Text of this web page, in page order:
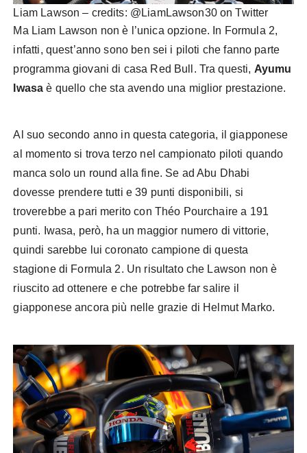
Liam Lawson – credits: @LiamLawson30 on Twitter
Ma Liam Lawson non è l’unica opzione. In Formula 2,
infatti, quest’anno sono ben sei i piloti che fanno parte
programma giovani di casa Red Bull. Tra questi, Ayumu
Iwasa è quello che sta avendo una miglior prestazione.
Al suo secondo anno in questa categoria, il giapponese
al momento si trova terzo nel campionato piloti quando
manca solo un round alla fine. Se ad Abu Dhabi
dovesse prendere tutti e 39 punti disponibili, si
troverebbe a pari merito con Théo Pourchaire a 191
punti. Iwasa, però, ha un maggior numero di vittorie,
quindi sarebbe lui coronato campione di questa
stagione di Formula 2. Un risultato che Lawson non è
riuscito ad ottenere e che potrebbe far salire il
giapponese ancora più nelle grazie di Helmut Marko.